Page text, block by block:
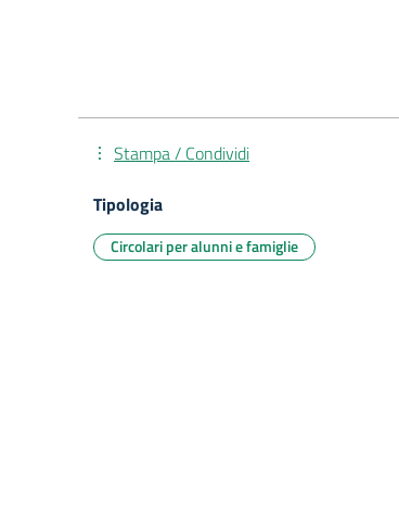
Stampa / Condividi
Tipologia
Circolari per alunni e famiglie